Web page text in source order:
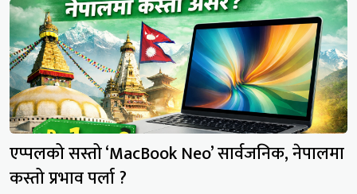
एप्पलको सस्तो ‘MacBook Neo’ सार्वजनिक, नेपालमा
कस्तो प्रभाव पर्ला ?